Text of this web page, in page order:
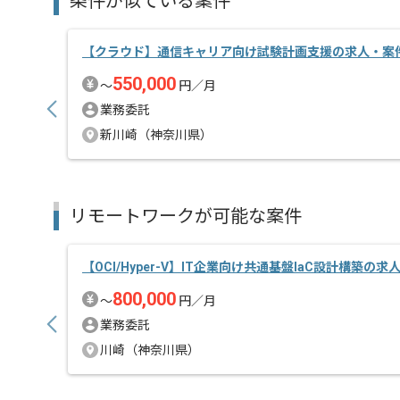
【クラウド】通信キャリア向け試験計画支援の求人・案
〜550,000 円／月
業務委託
新川崎（神奈川県）
リモートワークが可能な案件
【OCI/Hyper-V】IT企業向け共通基盤IaC設計構築の求
〜800,000 円／月
業務委託
川崎（神奈川県）